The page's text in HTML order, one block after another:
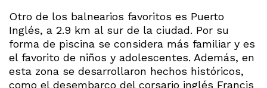
Otro de los balnearios favoritos es Puerto
Inglés, a 2.9 km al sur de la ciudad. Por su
forma de piscina se considera más familiar y es
el favorito de niños y adolescentes. Además, en
esta zona se desarrollaron hechos históricos,
como el desembarco del corsario inglés Francis